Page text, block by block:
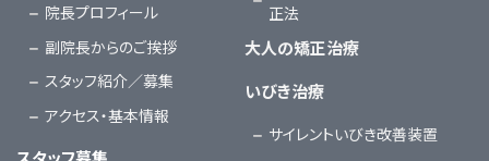
院長プロフィール
副院長からのご挨拶
スタッフ紹介／募集
アクセス・基本情報
正法
大人の矯正治療
いびき治療
サイレントいびき改善装置